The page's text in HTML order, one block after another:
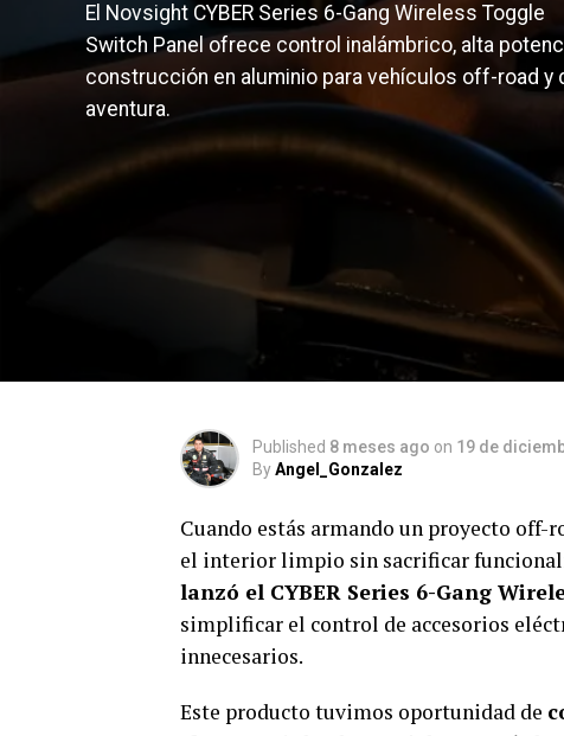
El Novsight CYBER Series 6-Gang Wireless Toggle
Switch Panel ofrece control inalámbrico, alta
construcción en aluminio para vehículos off-road y
aventura.
Published 8 meses ago on 19 de
ByAngel_Gonzalez
Cuando estás armando un proyecto off-
el interior limpio sin sacrificar
lanzó el CYBER Series 6-Gang
simplificar el control de accesorios
innecesarios.
Este producto tuvimos oportunidad de